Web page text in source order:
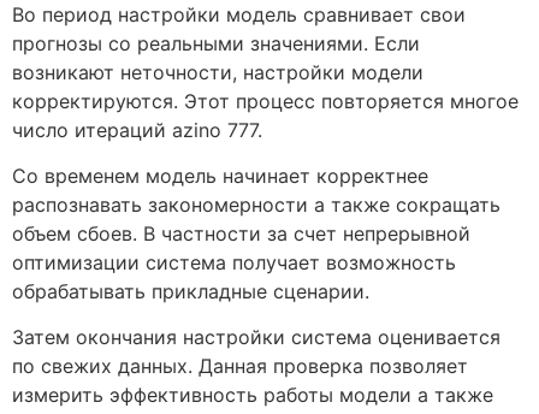
Во период настройки модель сравнивает свои
прогнозы со реальными значениями. Если
возникают неточности, настройки модели
корректируются. Этот процесс повторяется многое
число итераций azino 777.
Со временем модель начинает корректнее
распознавать закономерности а также сокращать
объем сбоев. В частности за счет непрерывной
оптимизации система получает возможность
обрабатывать прикладные сценарии.
Затем окончания настройки система оценивается
по свежих данных. Данная проверка позволяет
измерить эффективность работы модели а также